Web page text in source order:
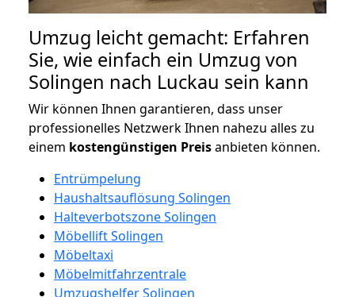
Umzug leicht gemacht: Erfahren
Sie, wie einfach ein Umzug von
Solingen nach Luckau sein kann
Wir können Ihnen garantieren, dass unser
professionelles Netzwerk Ihnen nahezu alles zu
einem kostengünstigen Preisanbieten können.
Entrümpelung
Haushaltsauflösung Solingen
Halteverbotszone Solingen
Möbellift Solingen
Möbeltaxi
Möbelmitfahrzentrale
Umzugshelfer Solingen